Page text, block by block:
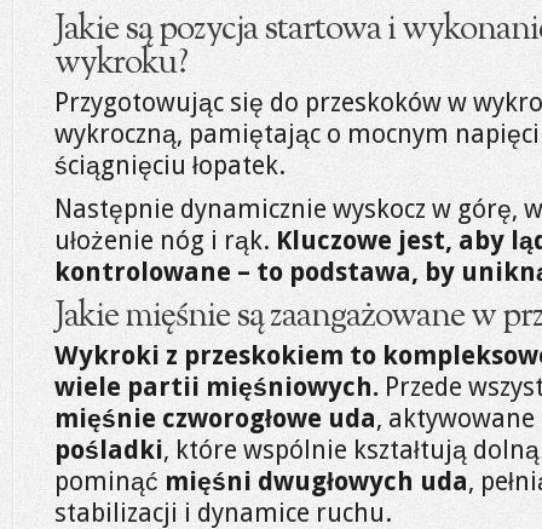
Jakie są pozycja startowa i
wykroku?
Przygotowując się do przeskoków w
wykroczną, pamiętając o mocnym
ściągnięciu łopatek.
Następnie dynamicznie wyskocz w górę,
ułożenie nóg i rąk. Kluczowe jest, aby
kontrolowane – to podstawa, by
Jakie mięśnie są zaangażowane w
Wykroki z przeskokiem to
wiele partii mięśniowych. Przede
mięśnie czworogłowe uda,
pośladki, które wspólnie kształtują
pominąć mięśni dwugłowych uda,
stabilizacji i dynamice ruchu.